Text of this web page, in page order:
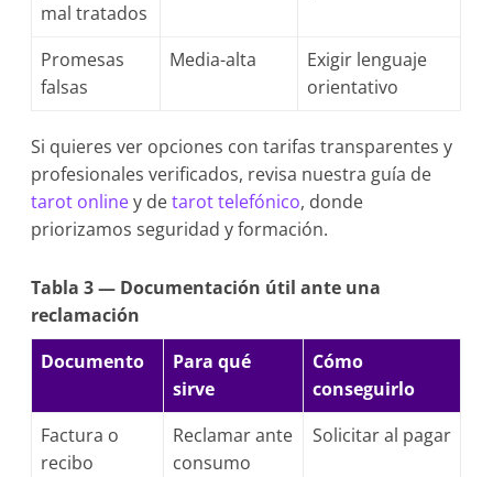
mal tratados
Promesas
falsas
Media-alta
Exigir lenguaje
orientativo
Si quieres ver opciones con tarifas transparentes y
profesionales verificados, revisa nuestra guía de
tarot onliney detarot telefónico, donde
priorizamos seguridad y formación.
Tabla 3 — Documentación útil ante una
reclamación
Documento
Para qué
sirve
Cómo
conseguirlo
Factura o
recibo
Reclamar ante
consumo
Solicitar al pagar